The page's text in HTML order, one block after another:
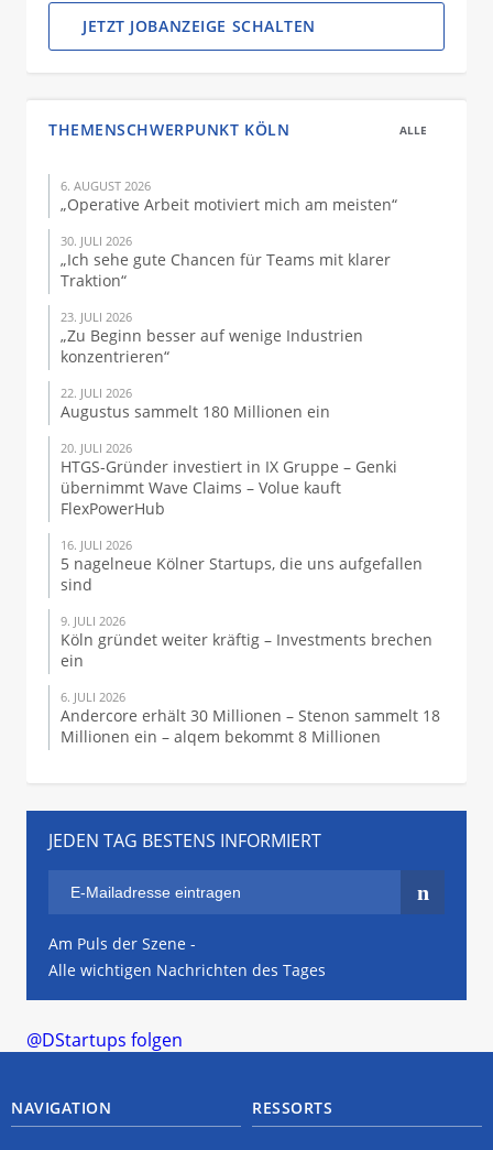
JETZT JOBANZEIGE SCHALTEN
THEMENSCHWERPUNKT KÖLN ALLE
6. AUGUST 2026
„Operative Arbeit motiviert mich am meisten“
30. JULI 2026
„Ich sehe gute Chancen für Teams mit klarer
Traktion“
23. JULI 2026
„Zu Beginn besser auf wenige Industrien
konzentrieren“
22. JULI 2026
Augustus sammelt 180 Millionen ein
20. JULI 2026
HTGS-Gründer investiert in IX Gruppe – Genki
übernimmt Wave Claims – Volue kauft
FlexPowerHub
16. JULI 2026
5 nagelneue Kölner Startups, die uns aufgefallen
sind
9. JULI 2026
Köln gründet weiter kräftig – Investments brechen
ein
6. JULI 2026
Andercore erhält 30 Millionen – Stenon sammelt 18
Millionen ein – alqem bekommt 8 Millionen
JEDEN TAG BESTENS INFORMIERT
Am Puls der Szene -
Alle wichtigen Nachrichten des Tages
@DStartups folgen
NAVIGATION RESSORTS